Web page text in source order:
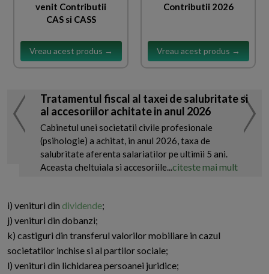
venit Contributii
CAS si CASS
Vreau acest produs →
Contributii 2026
Vreau acest produs →
Tratamentul fiscal al taxei de salubritate si
al accesoriilor achitate in anul 2026
Cabinetul unei societatii civile profesionale
(psihologie) a achitat, in anul 2026, taxa de
salubritate aferenta salariatilor pe ultimii 5 ani.
Aceasta cheltuiala si accesoriile...citeste mai mult
i) venituri din dividende;
j) venituri din dobanzi;
k) castiguri din transferul valorilor mobiliare in cazul
societatilor inchise si al partilor sociale;
l) venituri din lichidarea persoanei juridice;